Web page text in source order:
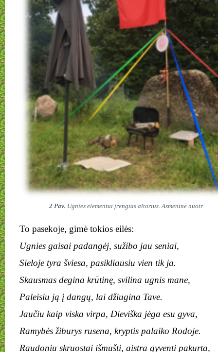
2 Pav. Ugnies elementui įrengtas altorius. Asmeninė nuotr.
To pasekoje, gimė tokios eilės:
Ugnies gaisai padangėj, sužibo jau seniai,
Sieloje tyra šviesa, pasikliausiu vien tik ja.
Skausmas degina krūtinę, svilina ugnis mane,
Paleisiu ją į dangų, lai džiugina Tave.
Jaučiu kaip viska virpa, Dieviška jėga esu gyva,
Ramybės žiburys rusena, kryptis palaiko Rodoje.
Raudoniu skruostai išmušti, aistra gyventi pakurta,